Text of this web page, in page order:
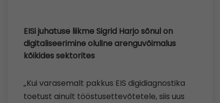
EISi juhatuse liikme Sigrid Harjo sõnul on
digitaliseerimine oluline arenguvõimalus
kõikides sektorites
„Kui varasemalt pakkus EIS digidiagnostika
toetust ainult tööstusettevõtetele, siis uus